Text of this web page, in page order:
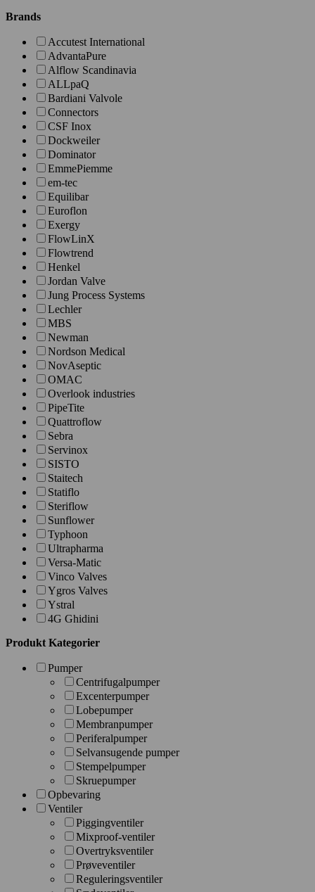
Brands
Accutest International
AdvantaPure
Alflow Scandinavia
ALLpaQ
Bardiani Valvole
Connectors
CSF Inox
Dockweiler
Dominator
EmmePiemme
em-tec
Equilibar
Euroflon
Exergy
FlowLinX
Flowtrend
Henkel
Jordan Valve
Jung Process Systems
Lechler
MBS
Newman
Nordson Medical
NovAseptic
OMAC
Overlook industries
PipeTite
Quattroflow
Sebra
Servinox
SISTO
Staitech
Statiflo
Steriflow
Sunflower
Typhoon
Ultrapharma
Versa-Matic
Vinco Valves
Ygros Valves
Ystral
4G Ghidini
Produkt Kategorier
Pumper
Centrifugalpumper
Excenterpumper
Lobepumper
Membranpumper
Periferalpumper
Selvansugende pumper
Stempelpumper
Skruepumper
Opbevaring
Ventiler
Piggingventiler
Mixproof-ventiler
Overtryksventiler
Prøveventiler
Reguleringsventiler